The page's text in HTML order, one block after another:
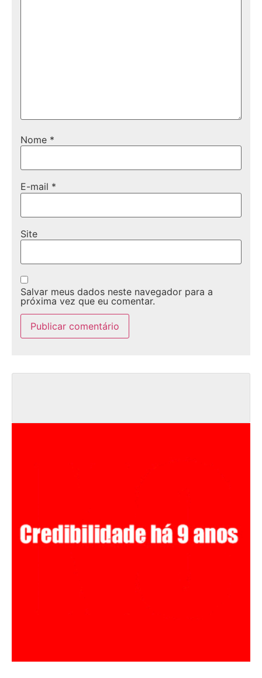
Nome *
E-mail *
Site
Salvar meus dados neste navegador para a
próxima vez que eu comentar.